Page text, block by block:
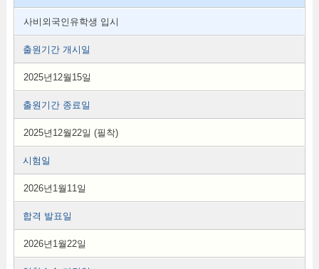
사비외국인유학생 입시
출원기간 개시일
2025년12월15일
출원기간 종료일
2025년12월22일 (필착)
시험일
2026년1월11일
합격 발표일
2026년1월22일